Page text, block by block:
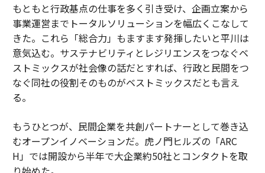
もともと行政基点の仕事を多く引き受け、企画立案から
事業運営までトータルソリューションを幅広くこなして
きた。これら「総合力」もますます発揮したいと平川は
意気込む。サステナビリティとレジリエンスをつなぐベ
ストミックスが社会像の話だとすれば、行政と民間をつ
なぐ同社の役割そのものがベストミックスだとも言え
る。
もうひとつが、民間企業を共創パートナーとして巻き込
むオープンイノベーションだ。虎ノ門ヒルズの「ARC
H」では開設から半年で大企業約50社とコンタクトを取